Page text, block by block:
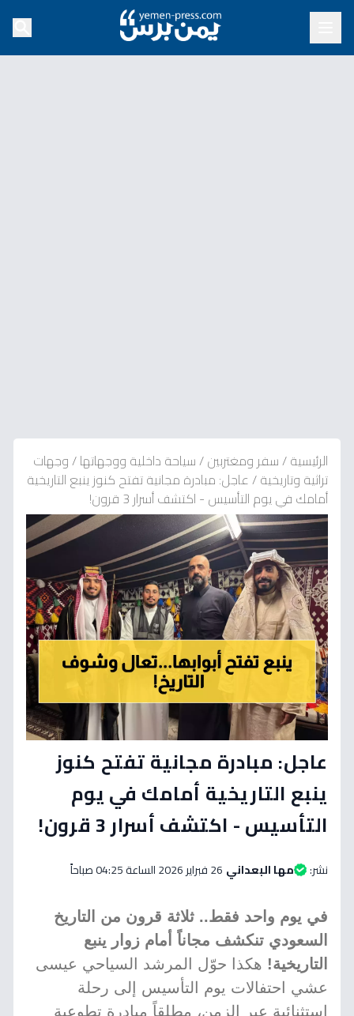
الرئيسية/سفر ومغتربين/سياحة داخلية ووجهاتها/وجهات
تراثية وتاريخية/عاجل: مبادرة مجانية تفتح كنوز ينبع التاريخية
أمامك في يوم التأسيس - اكتشف أسرار 3 قرون!
عاجل: مبادرة مجانية تفتح كنوز
ينبع التاريخية أمامك في يوم
التأسيس - اكتشف أسرار 3 قرون!
نشر: مها البعداني 26 فبراير 2026 الساعة 04:25 صباحاً
في يوم واحد فقط.. ثلاثة قرون من التاريخ
السعودي تنكشف مجاناً أمام زوار ينبع
التاريخية! هكذا حوّل المرشد السياحي عيسى
عشي احتفالات يوم التأسيس إلى رحلة
استثنائية عبر الزمن، مطلقاً مبادرة تطوعية